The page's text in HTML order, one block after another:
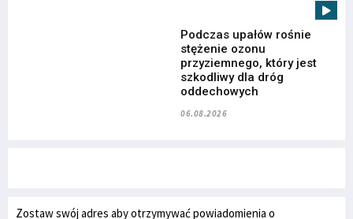
Podczas upałów rośnie
stężenie ozonu
przyziemnego, który jest
szkodliwy dla dróg
oddechowych
06.08.2026
Zostaw swój adres aby otrzymywać powiadomienia o